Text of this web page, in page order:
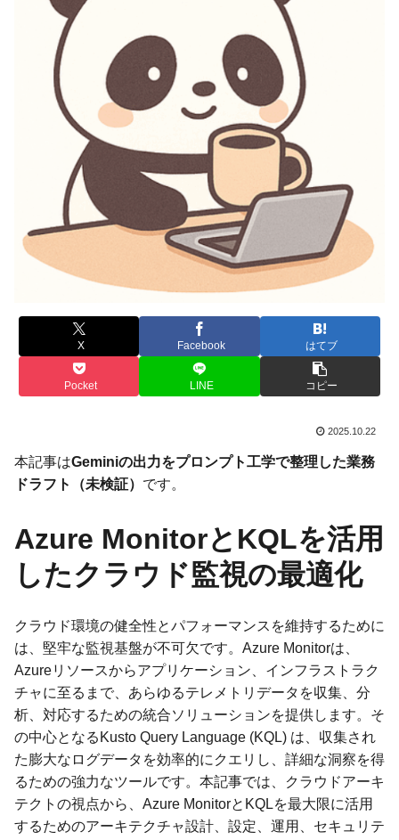
X Facebook はてブ
Pocket LINE コピー
2025.10.22
本記事はGeminiの出力をプロンプト工学で整理した業務
ドラフト（未検証） です。
Azure MonitorとKQLを活用
したクラウド監視の最適化
クラウド環境の健全性とパフォーマンスを維持するために
は、堅牢な監視基盤が不可欠です。Azure Monitorは、
Azureリソースからアプリケーション、インフラストラク
チャに至るまで、あらゆるテレメトリデータを収集、分
析、対応するための統合ソリューションを提供します。そ
の中心となるKusto Query Language (KQL) は、収集され
た膨大なログデータを効率的にクエリし、詳細な洞察を得
るための強力なツールです。本記事では、クラウドアーキ
テクトの視点から、Azure MonitorとKQLを最大限に活用
するためのアーキテクチャ設計、設定、運用、セキュリテ